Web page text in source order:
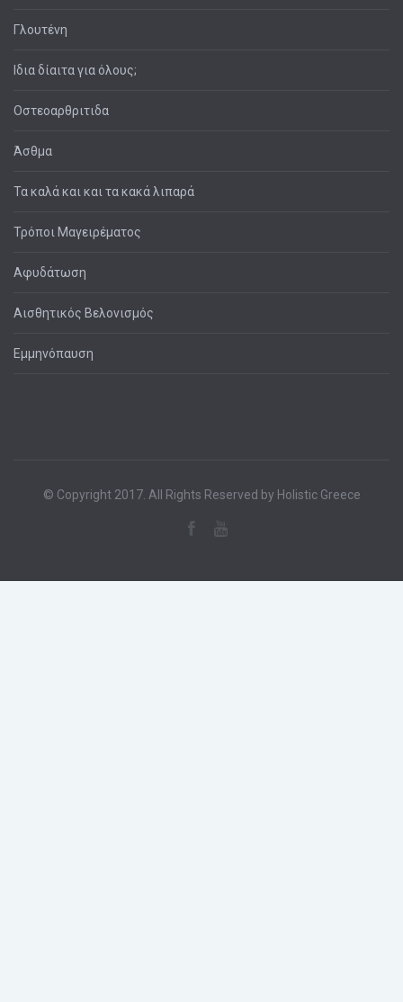
Γλουτένη
Ιδια δίαιτα για όλους;
Οστεοαρθριτιδα
Άσθμα
Τα καλά και και τα κακά λιπαρά
Τρόποι Μαγειρέματος
Αφυδάτωση
Αισθητικός Βελονισμός
Εμμηνόπαυση
© Copyright 2017. All Rights Reserved by Holistic Greece